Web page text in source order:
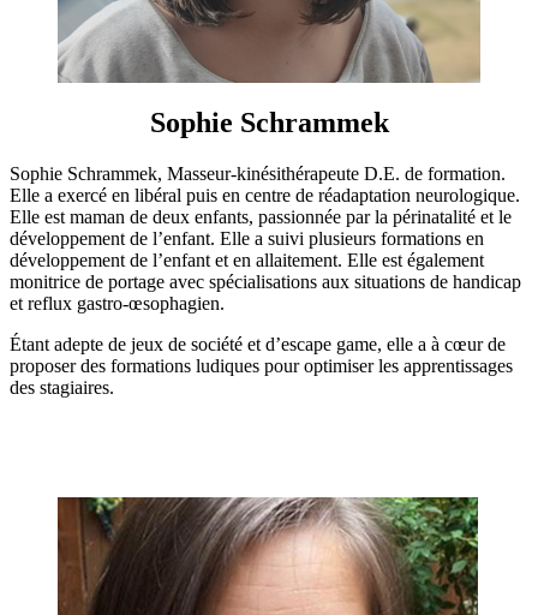
Sophie Schrammek
Sophie Schrammek, Masseur-kinésithérapeute D.E. de formation.
Elle a exercé en libéral puis en centre de réadaptation neurologique.
Elle est maman de deux enfants, passionnée par la périnatalité et le
développement de l’enfant. Elle a suivi plusieurs formations en
développement de l’enfant et en allaitement. Elle est également
monitrice de portage avec spécialisations aux situations de handicap
et reflux gastro-œsophagien.
Étant adepte de jeux de société et d’escape game, elle a à cœur de
proposer des formations ludiques pour optimiser les apprentissages
des stagiaires.